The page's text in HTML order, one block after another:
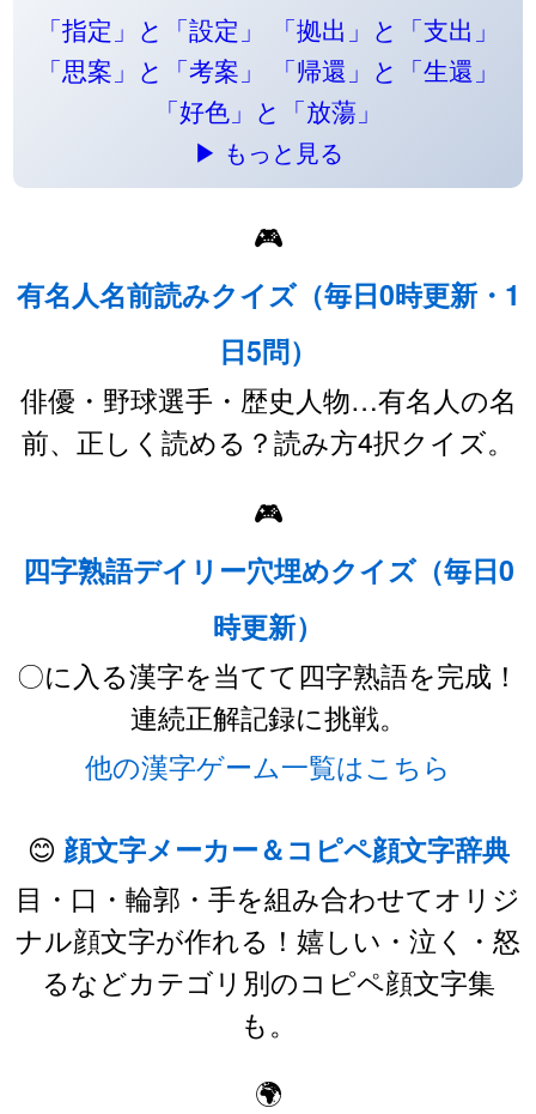
「指定」と「設定」
「拠出」と「支出」
「思案」と「考案」
「帰還」と「生還」
「好色」と「放蕩」
▶ もっと見る
🎮
有名人名前読みクイズ（毎日0時更新・1
日5問）
俳優・野球選手・歴史人物…有名人の名
前、正しく読める？読み方4択クイズ。
🎮
四字熟語デイリー穴埋めクイズ（毎日0
時更新）
〇に入る漢字を当てて四字熟語を完成！
連続正解記録に挑戦。
他の漢字ゲーム一覧はこちら
😊 顔文字メーカー＆コピペ顔文字辞典
目・口・輪郭・手を組み合わせてオリジ
ナル顔文字が作れる！嬉しい・泣く・怒
るなどカテゴリ別のコピペ顔文字集
も。
🌍